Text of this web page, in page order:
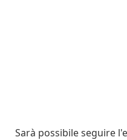
Sarà possibile seguire